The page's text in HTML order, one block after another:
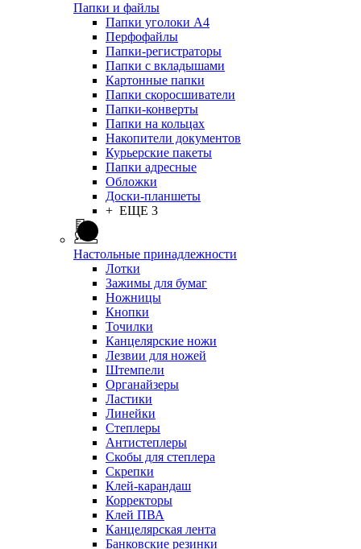
Папки и файлы
Папки уголоки А4
Перфофайлы
Папки-регистраторы
Папки с вкладышами
Картонные папки
Папки скоросшиватели
Папки-конверты
Папки на кольцах
Накопители документов
Курьерские пакеты
Папки адресные
Обложки
Доски-планшеты
+ ЕЩЕ 3
Настольные принадлежности
Лотки
Зажимы для бумаг
Ножницы
Кнопки
Точилки
Канцелярские ножи
Лезвии для ножей
Штемпели
Органайзеры
Ластики
Линейки
Степлеры
Антистеплеры
Скобы для степлера
Скрепки
Клей-карандаш
Корректоры
Клей ПВА
Канцелярская лента
Банковские резинки